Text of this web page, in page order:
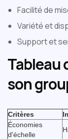
Facilité de
Variété et
Support et
Tableau
son
Critères
Économies
d'échelle